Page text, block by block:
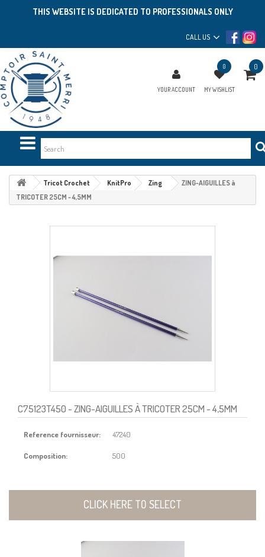
THIS WEBSITE IS DEDICATED TO PROFESSIONALS ONLY
CALL US
YOUR ACCOUNT
0
MY WISHLIST
0
Tricot Crochet KnitPro Zing
ZING-AIGUILLES à
TRICOTER 25CM - 4,5MM
C75123T450- ZING-AIGUILLES À TRICOTER 25CM - 4,5MM
Reference fournisseur: 47240
Composition: 500
CLICK HERE TO SELECT